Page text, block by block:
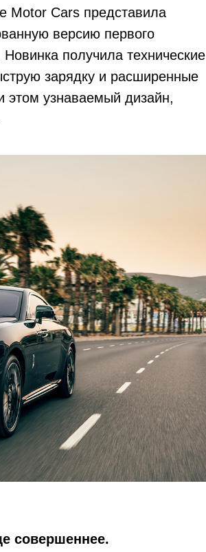
Motor Cars представила
версию первого
получила технические
зарядку и расширенные
этом узнаваемый дизайн,
совершеннее.